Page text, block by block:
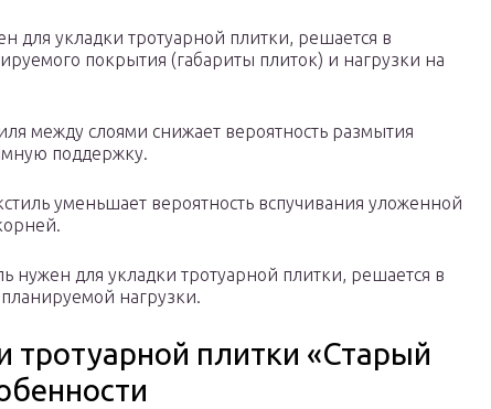
для укладки тротуарной плитки, решается в
покрытия (габариты плиток) и нагрузки на
между слоями снижает вероятность размытия
поддержку.
уменьшает вероятность вспучивания уложенной
нужен для укладки тротуарной плитки, решается в
нагрузки.
тротуарной плитки «Старый